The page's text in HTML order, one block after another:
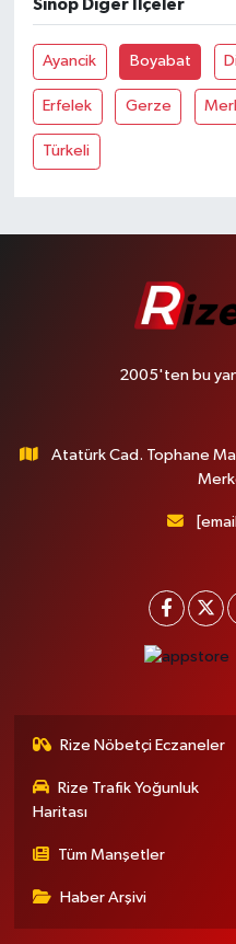
Sinop Diğer İlçeler
Ayancik Boyabat
Erfelek Gerze
Türkeli
2005'ten bu
Atatürk Cad. Tophane
Rize Nöbetçi Eczaneler
Rize Trafik Yoğunluk
Haritası
Tüm Manşetler
Haber Arşivi